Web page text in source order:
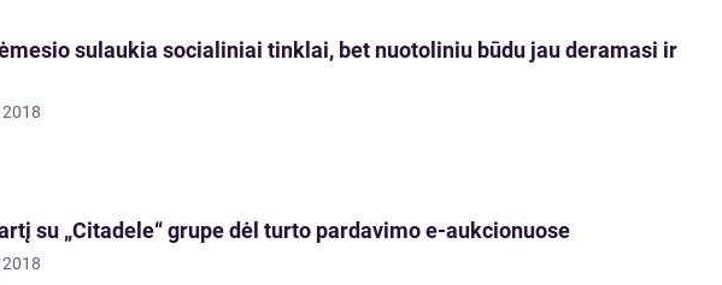
sulaukia socialiniai tinklai, bet nuotoliniu būdu jau deramasi ir
su „Citadele“ grupe dėl turto pardavimo e-aukcionuose